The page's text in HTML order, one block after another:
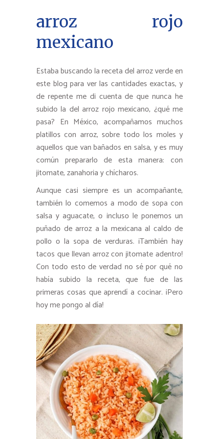
arroz rojo
mexicano
Estaba buscando la receta del arroz verde en
este blog para ver las cantidades exactas, y
de repente me di cuenta de que nunca he
subido la del arroz rojo mexicano, ¿qué me
pasa? En México, acompañamos muchos
platillos con arroz, sobre todo los moles y
aquellos que van bañados en salsa, y es muy
común prepararlo de esta manera: con
jitomate, zanahoria y chícharos.
Aunque casi siempre es un acompañante,
también lo comemos a modo de sopa con
salsa y aguacate, o incluso le ponemos un
puñado de arroz a la mexicana al caldo de
pollo o la sopa de verduras. ¡También hay
tacos que llevan arroz con jitomate adentro!
Con todo esto de verdad no sé por qué no
había subido la receta, que fue de las
primeras cosas que aprendí a cocinar. ¡Pero
hoy me pongo al día!